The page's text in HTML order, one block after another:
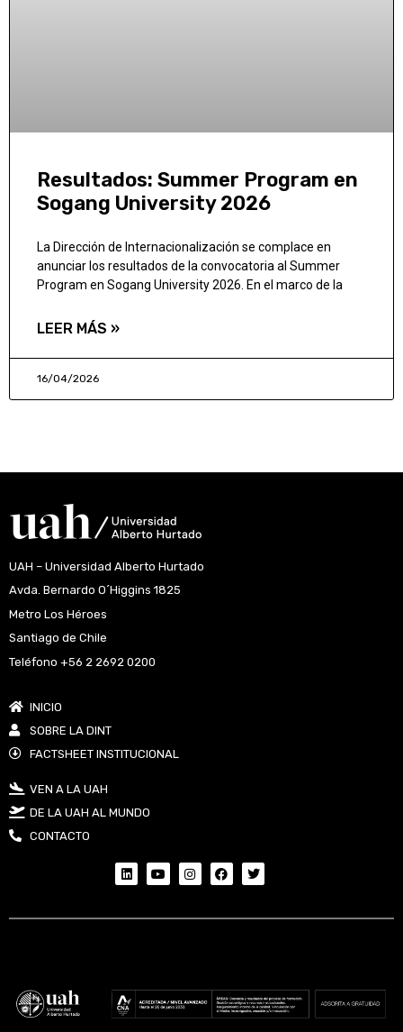
Resultados: Summer Program en
Sogang University 2026
La Dirección de Internacionalización se complace en
anunciar los resultados de la convocatoria al Summer
Program en Sogang University 2026. En el marco de la
LEER MÁS »
16/04/2026
UAH – Universidad Alberto Hurtado
Avda. Bernardo O´Higgins 1825
Metro Los Héroes
Santiago de Chile
Teléfono +56 2 2692 0200
INICIO
SOBRE LA DINT
FACTSHEET INSTITUCIONAL
VEN A LA UAH
DE LA UAH AL MUNDO
CONTACTO